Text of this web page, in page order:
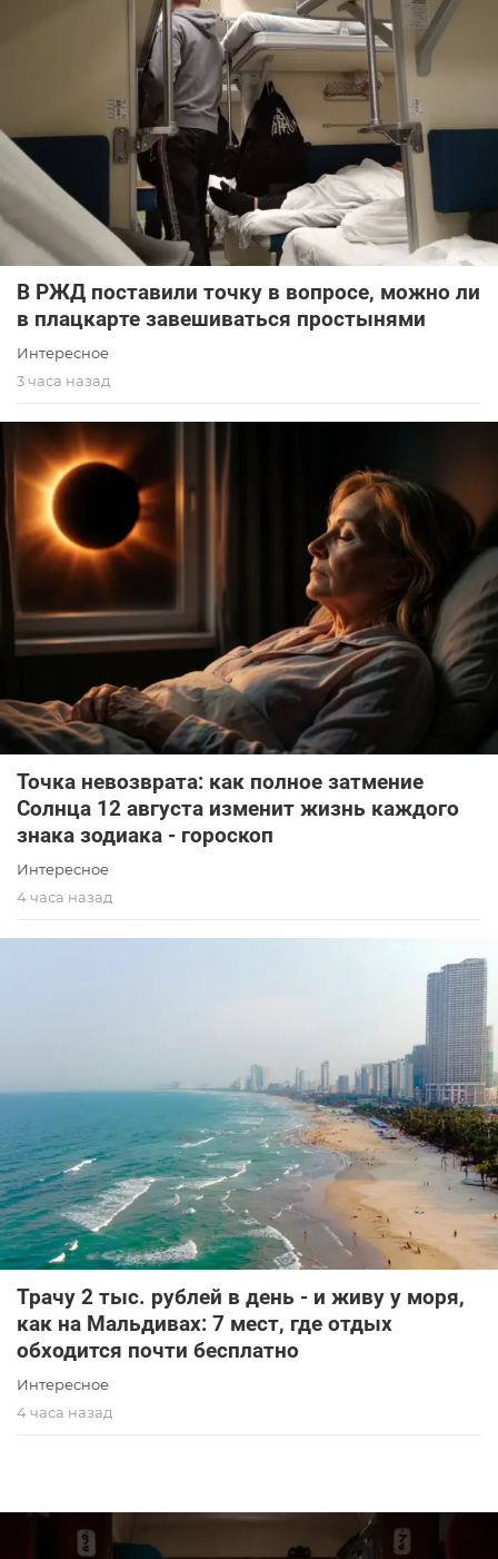
В РЖД поставили точку в вопросе, можно ли
в плацкарте завешиваться простынями
Интересное
3 часа назад
Точка невозврата: как полное затмение
Солнца 12 августа изменит жизнь каждого
знака зодиака - гороскоп
Интересное
4 часа назад
Трачу 2 тыс. рублей в день - и живу у моря,
как на Мальдивах: 7 мест, где отдых
обходится почти бесплатно
Интересное
4 часа назад